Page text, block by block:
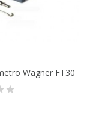
Wagner FT30